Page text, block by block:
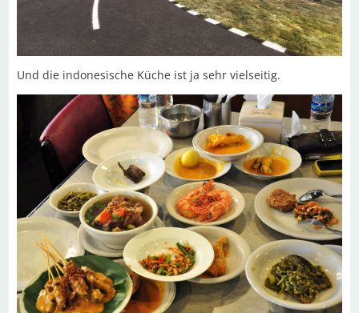
Und die indonesische Küche ist ja sehr vielseitig.